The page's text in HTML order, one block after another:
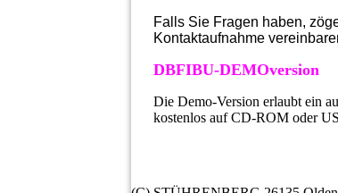
Falls Sie Fragen haben,
Kontaktaufnahme
DBFIBU-DEMOversion
Die Demo-Version erlaubt ein
kostenlos auf CD-ROM oder